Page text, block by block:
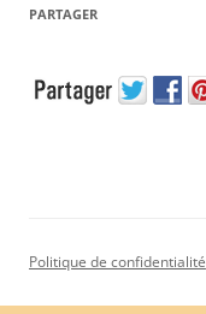
PARTAGER
Politique de confidentialité